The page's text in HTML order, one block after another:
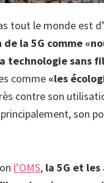
tout le monde est
la 5G comme
technologie sans fil
comme «les
contre son
son
l’OMS, la 5G et